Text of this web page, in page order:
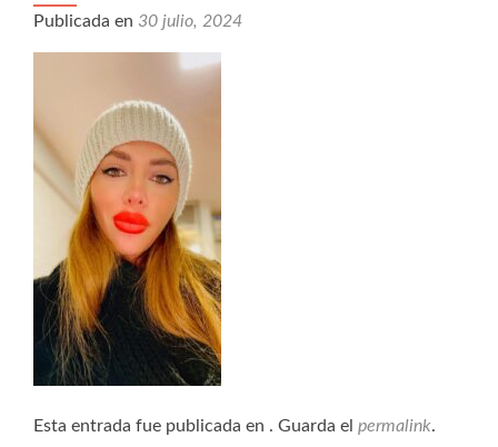
Publicada en 30 julio, 2024
Esta entrada fue publicada en . Guarda el permalink.